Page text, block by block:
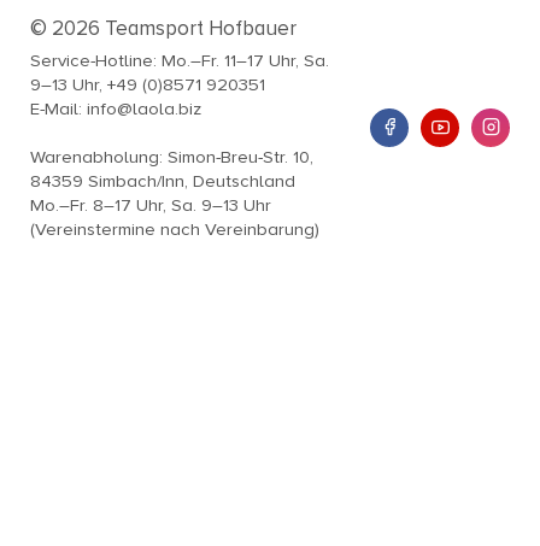
© 2026 Teamsport Hofbauer
Service-Hotline: Mo.–Fr. 11–17 Uhr, Sa.
9–13 Uhr, +49 (0)8571 920351
E-Mail: info@laola.biz
Warenabholung: Simon-Breu-Str. 10,
84359 Simbach/Inn, Deutschland
Mo.–Fr. 8–17 Uhr, Sa. 9–13 Uhr
(Vereinstermine nach Vereinbarung)